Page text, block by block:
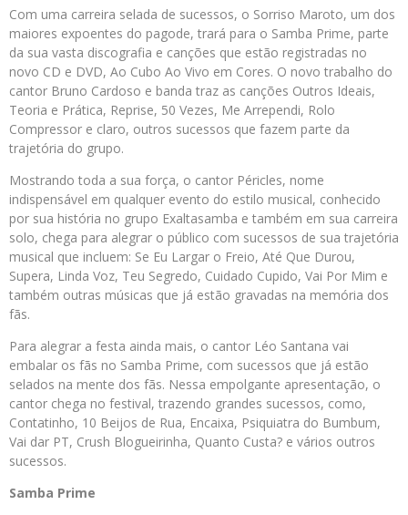
Com uma carreira selada de sucessos, o Sorriso Maroto, um dos
maiores expoentes do pagode, trará para o Samba Prime, parte
da sua vasta discografia e canções que estão registradas no
novo CD e DVD, Ao Cubo Ao Vivo em Cores. O novo trabalho do
cantor Bruno Cardoso e banda traz as canções Outros Ideais,
Teoria e Prática, Reprise, 50 Vezes, Me Arrependi, Rolo
Compressor e claro, outros sucessos que fazem parte da
trajetória do grupo.
Mostrando toda a sua força, o cantor Péricles, nome
indispensável em qualquer evento do estilo musical, conhecido
por sua história no grupo Exaltasamba e também em sua carreira
solo, chega para alegrar o público com sucessos de sua trajetória
musical que incluem: Se Eu Largar o Freio, Até Que Durou,
Supera, Linda Voz, Teu Segredo, Cuidado Cupido, Vai Por Mim e
também outras músicas que já estão gravadas na memória dos
fãs.
Para alegrar a festa ainda mais, o cantor Léo Santana vai
embalar os fãs no Samba Prime, com sucessos que já estão
selados na mente dos fãs. Nessa empolgante apresentação, o
cantor chega no festival, trazendo grandes sucessos, como,
Contatinho, 10 Beijos de Rua, Encaixa, Psiquiatra do Bumbum,
Vai dar PT, Crush Blogueirinha, Quanto Custa? e vários outros
sucessos.
Samba Prime